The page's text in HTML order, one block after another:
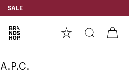
SALE
A.P.C.